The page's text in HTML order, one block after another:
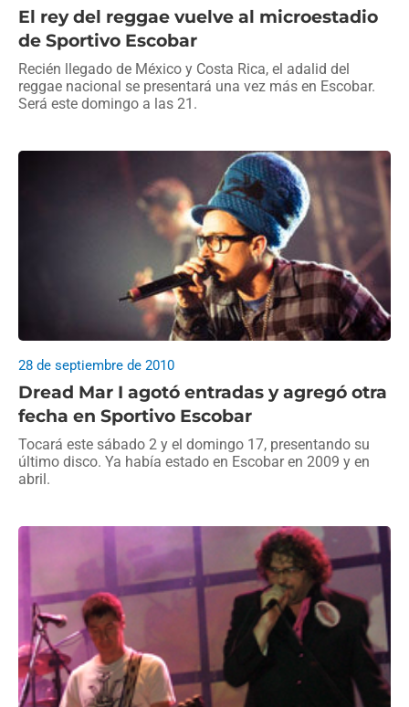
El rey del reggae vuelve al microestadio
de Sportivo Escobar
Recién llegado de México y Costa Rica, el adalid del
reggae nacional se presentará una vez más en Escobar.
Será este domingo a las 21.
Dread Mar I agotó entradas y agregó otra
fecha en Sportivo Escobar
28 de septiembre de 2010
Tocará este sábado 2 y el domingo 17, presentando su
último disco. Ya había estado en Escobar en 2009 y en
abril.